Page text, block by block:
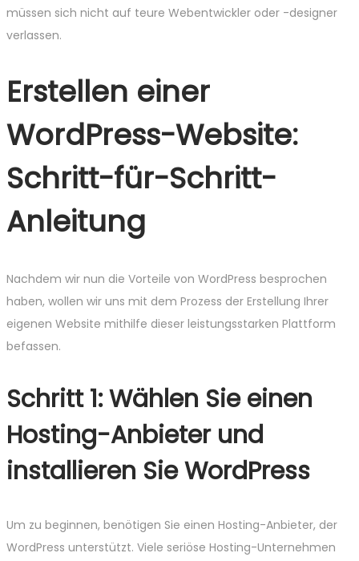
müssen sich nicht auf teure Webentwickler oder -designer
verlassen.
Erstellen einer
WordPress-Website:
Schritt-für-Schritt-
Anleitung
Nachdem wir nun die Vorteile von WordPress besprochen
haben, wollen wir uns mit dem Prozess der Erstellung Ihrer
eigenen Website mithilfe dieser leistungsstarken Plattform
befassen.
Schritt 1: Wählen Sie einen
Hosting-Anbieter und
installieren Sie WordPress
Um zu beginnen, benötigen Sie einen Hosting-Anbieter, der
WordPress unterstützt. Viele seriöse Hosting-Unternehmen